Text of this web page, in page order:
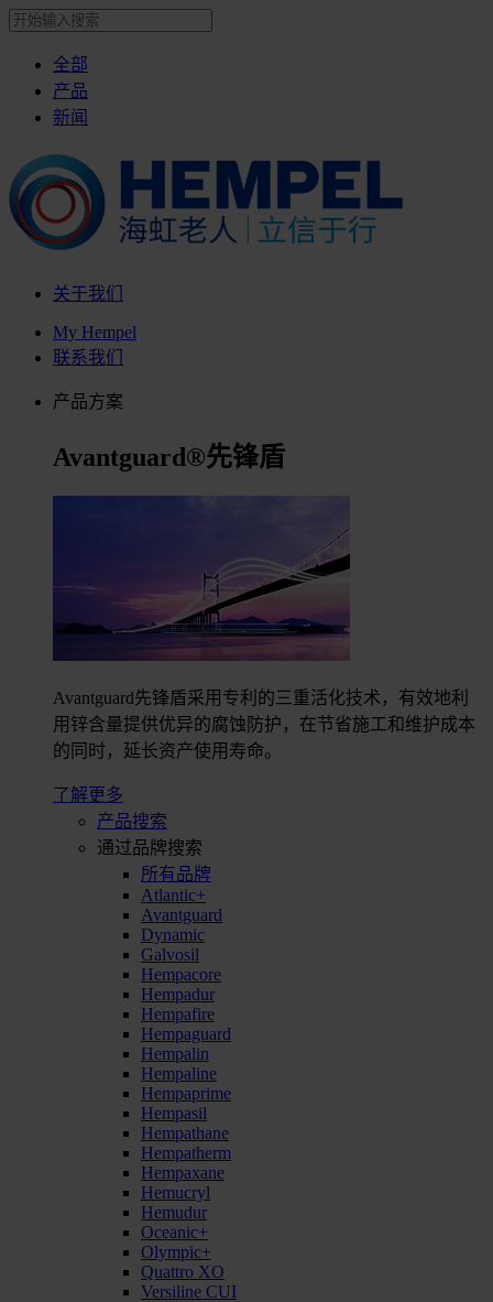
全部
产品
新闻
关于我们
My Hempel
联系我们
产品方案
Avantguard®先锋盾
Avantguard先锋盾采用专利的三重活化技术，有效地利
用锌含量提供优异的腐蚀防护，在节省施工和维护成本
的同时，延长资产使用寿命。
了解更多
产品搜索
通过品牌搜索
所有品牌
Atlantic+
Avantguard
Dynamic
Galvosil
Hempacore
Hempadur
Hempafire
Hempaguard
Hempalin
Hempaline
Hempaprime
Hempasil
Hempathane
Hempatherm
Hempaxane
Hemucryl
Hemudur
Oceanic+
Olympic+
Quattro XO
Versiline CUI